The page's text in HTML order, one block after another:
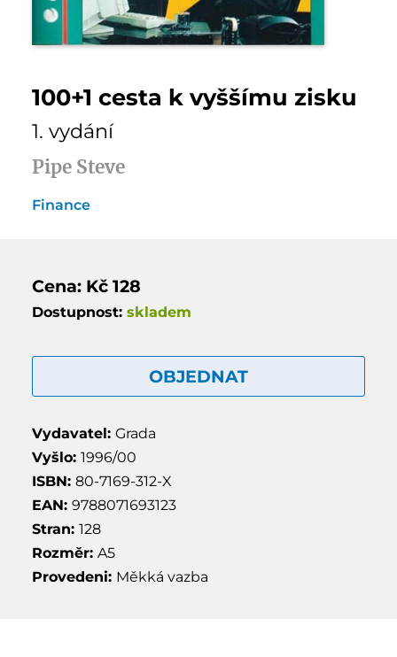
100+1 cesta k vyššímu zisku
1. vydání
Pipe Steve
Finance
Cena: Kč 128
Dostupnost: skladem
OBJEDNAT
Vydavatel: Grada
Vyšlo: 1996/00
ISBN: 80-7169-312-X
EAN: 9788071693123
Stran: 128
Rozměr: A5
Provedeni: Měkká vazba